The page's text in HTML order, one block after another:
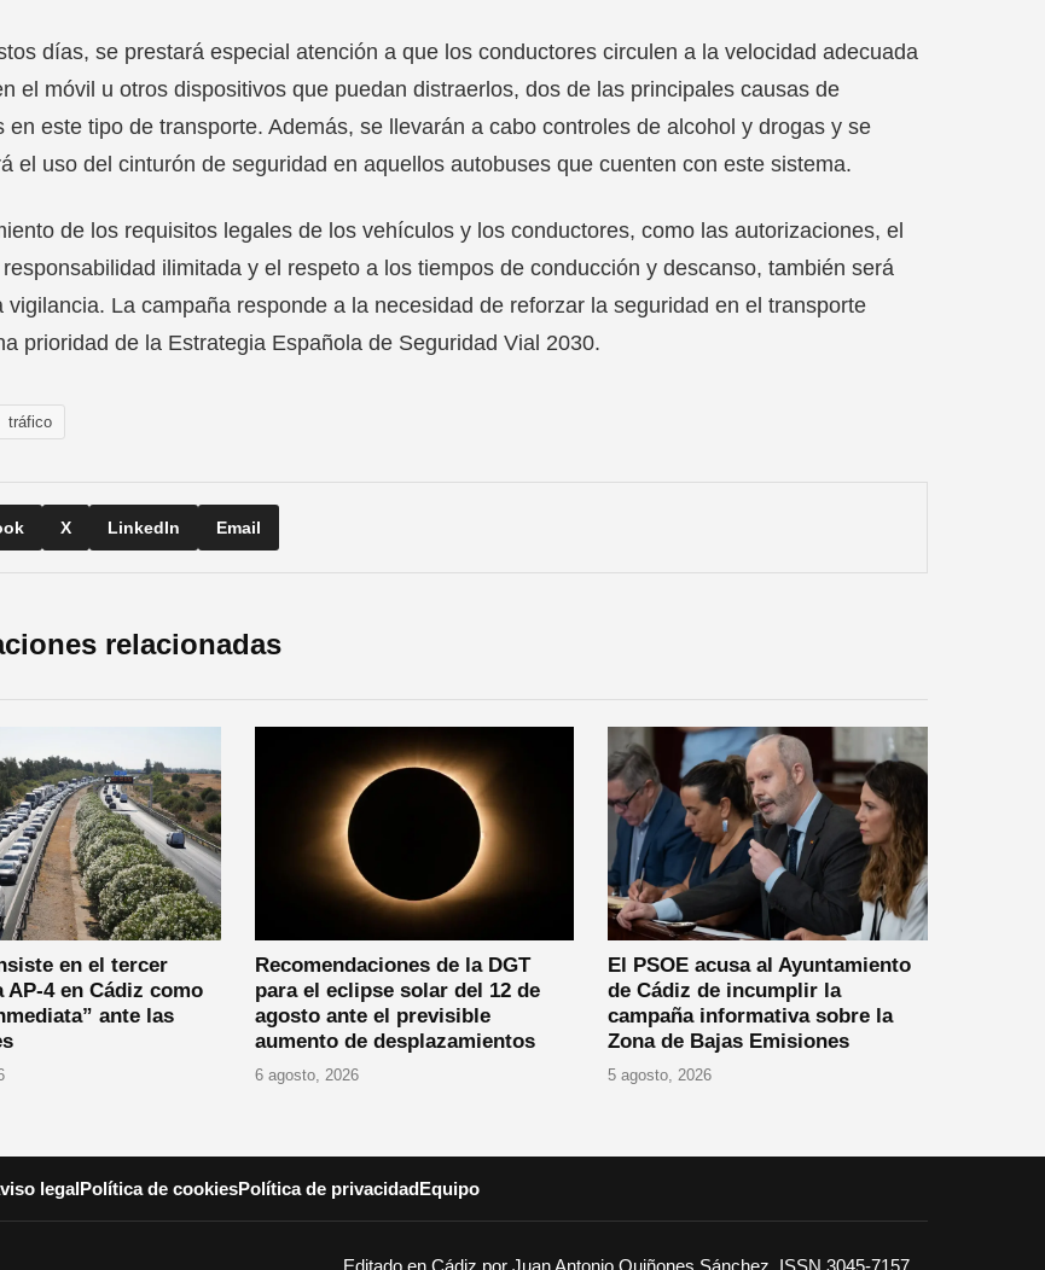
días, se prestará especial atención a que los conductores circulen a la velocidad adecuada
el móvil u otros dispositivos que puedan distraerlos, dos de las principales causas de
en este tipo de transporte. Además, se llevarán a cabo controles de alcohol y drogas y se
el uso del cinturón de seguridad en aquellos autobuses que cuenten con este sistema.
de los requisitos legales de los vehículos y los conductores, como las autorizaciones, el
ilimitada y el respeto a los tiempos de conducción y descanso, también será
vigilancia. La campaña responde a la necesidad de reforzar la seguridad en el transporte
prioridad de la Estrategia Española de Seguridad Vial 2030.
tráfico
X LinkedIn Email
relacionadas
en el tercer
4 en Cádiz como
ante las
Recomendaciones de la DGT
para el eclipse solar del 12 de
agosto ante el previsible
aumento de desplazamientos
6 agosto, 2026
El PSOE acusa al Ayuntamiento
de Cádiz de incumplir la
campaña informativa sobre la
Zona de Bajas Emisiones
5 agosto, 2026
legalPolítica de cookiesPolítica de privacidadEquipo
Editado en Cádiz por Juan Antonio Quiñones Sánchez. ISSN 3045-7157